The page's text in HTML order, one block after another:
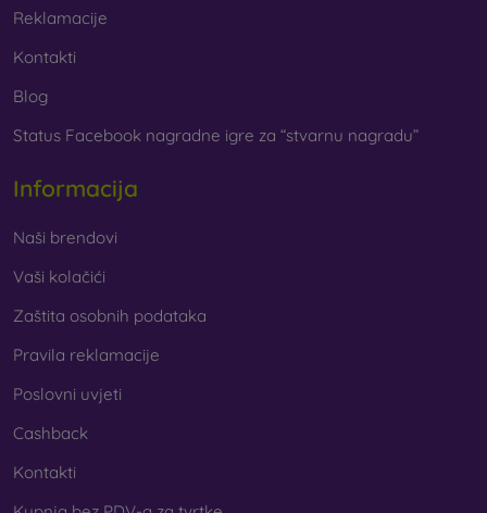
Reklamacije
Kontakti
Blog
Status Facebook nagradne igre za “stvarnu nagradu”
Informacija
Naši brendovi
Vaši kolačići
Zaštita osobnih podataka
Pravila reklamacije
Poslovni uvjeti
Cashback
Kontakti